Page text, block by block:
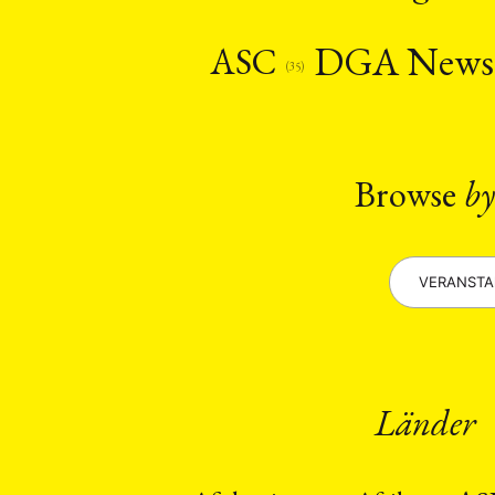
Stipendium (53)
ASC
(35) DGA News
Browse by
Länder